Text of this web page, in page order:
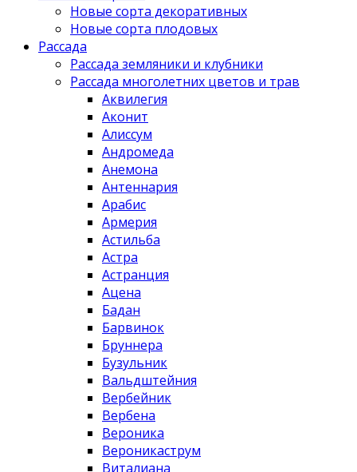
Новые сорта декоративных
Новые сорта плодовых
Рассада
Рассада земляники и клубники
Рассада многолетних цветов и трав
Аквилегия
Аконит
Алиссум
Андромеда
Анемона
Антеннария
Арабис
Армерия
Астильба
Астра
Астранция
Ацена
Бадан
Барвинок
Бруннера
Бузульник
Вальдштейния
Вербейник
Вербена
Вероника
Вероникаструм
Виталиана